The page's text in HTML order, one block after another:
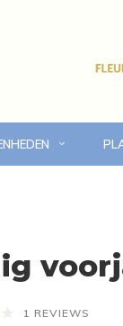
en omgeving
1 REVIEWS